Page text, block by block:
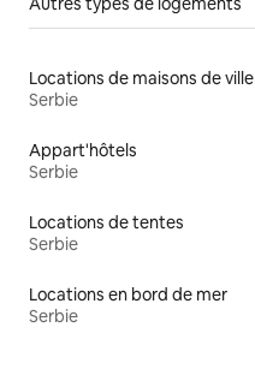
Locations de maisons de ville
Serbie
Appart'hôtels
Serbie
Locations de tentes
Serbie
Locations en bord de mer
Serbie